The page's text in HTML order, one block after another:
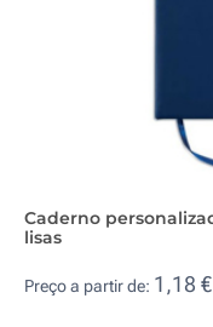
Caderno
lisas
Preço a partir de: 1,18 €